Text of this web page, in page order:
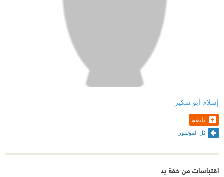
إسلام أبو شكير
تابعه
كل المؤلفون
اقتباسات من خفة يد